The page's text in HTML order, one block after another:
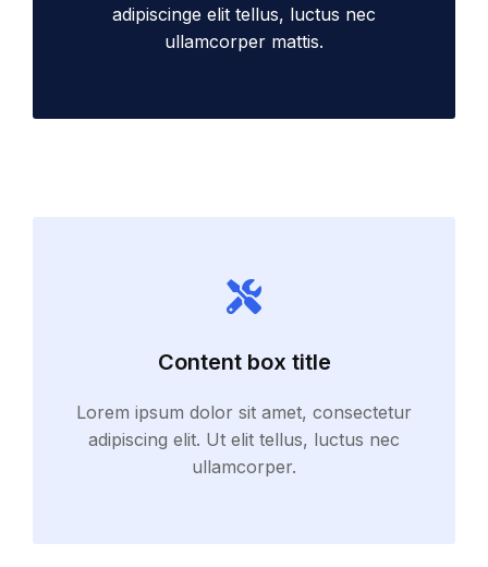
adipiscinge elit tellus, luctus nec
ullamcorper mattis.
Content box title
Lorem ipsum dolor sit amet, consectetur
adipiscing elit. Ut elit tellus, luctus nec
ullamcorper.